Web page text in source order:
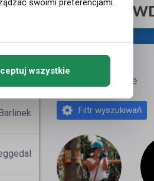
Polecane profile
Filtr wyszukiwań
swoimi preferencjami.
wszystkie